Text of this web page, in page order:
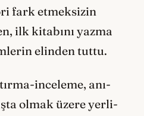
fark etmeksizin
ilk kitabını yazma
elinden tuttu.
inceleme, anı-
olmak üzere yerli-